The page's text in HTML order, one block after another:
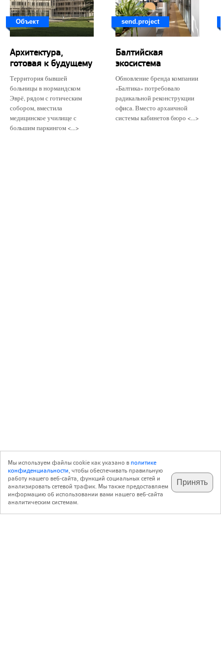
Объект
Архитектура,
готовая к будущему
Территория бывшей
больницы в нормандском
Эврё, рядом с готическим
собором, вместила
медицинское училище с
большим паркингом <...>
send.project
Балтийская
экосистема
Обновление бренда компании
«Балтика» потребовало
радикальной реконструкции
офиса. Вместо архаичной
системы кабинетов бюро <...>
подпишитесь на наш
телеграм @archi_ru
✕
с 20 июля 1999 г.
Мы используем файлы cookie как указано вполитике
конфиденциальности, чтобы обеспечивать правильную
работу нашего веб-сайта, функций социальных сетей и
анализировать сетевой трафик. Мы также предоставляем
информацию об использовании вами нашего веб-сайта
аналитическим системам.
Принять